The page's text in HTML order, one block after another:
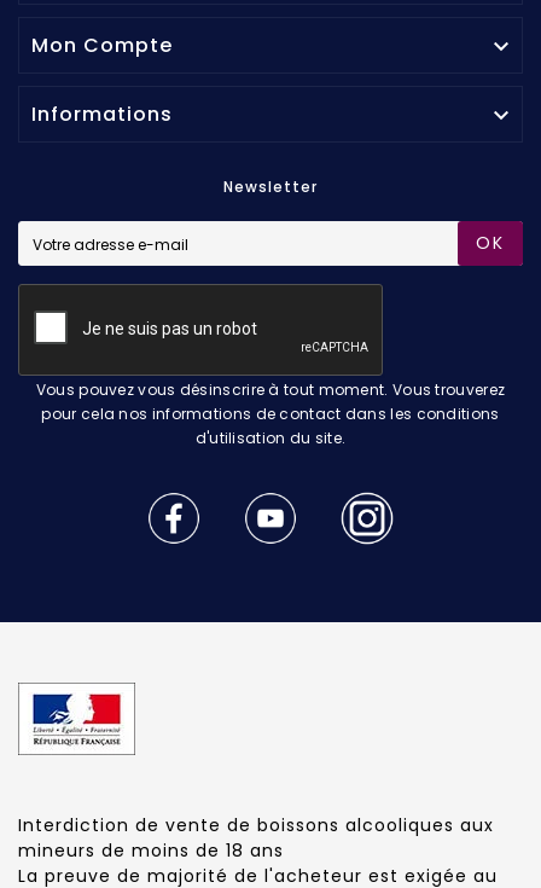
Mon Compte 
Informations 
Newsletter
OK
Vous pouvez vous désinscrire à tout moment. Vous trouverez
pour cela nos informations de contact dans les conditions
d'utilisation du site.
Interdiction de vente de boissons alcooliques aux
mineurs de moins de 18 ans
La preuve de majorité de l'acheteur est exigée au